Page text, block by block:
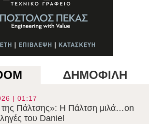
ΔΗΜΟΦΙΛΗ
| 01:17
της Πάλτσης»: Η Πάλτση μιλά…on
του Daniel